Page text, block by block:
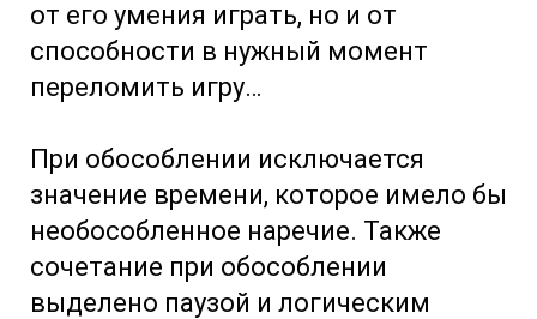
от его умения играть, но и от
способности в нужный момент
переломить игру…
При обособлении исключается
значение времени, которое имело бы
необособленное наречие. Также
сочетание при обособлении
выделено паузой и логическим